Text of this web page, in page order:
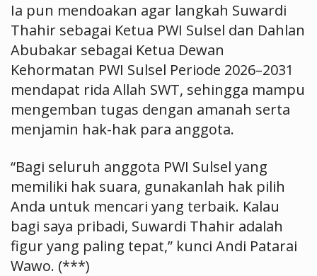
Ia pun mendoakan agar langkah Suwardi
Thahir sebagai Ketua PWI Sulsel dan Dahlan
Abubakar sebagai Ketua Dewan
Kehormatan PWI Sulsel Periode 2026–2031
mendapat rida Allah SWT, sehingga mampu
mengemban tugas dengan amanah serta
menjamin hak-hak para anggota.
“Bagi seluruh anggota PWI Sulsel yang
memiliki hak suara, gunakanlah hak pilih
Anda untuk mencari yang terbaik. Kalau
bagi saya pribadi, Suwardi Thahir adalah
figur yang paling tepat,” kunci Andi Patarai
Wawo. (***)